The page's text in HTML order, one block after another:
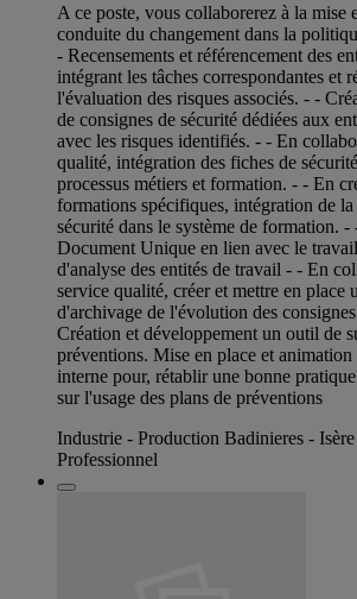
A ce poste, vous collaborerez à la mise
conduite du changement dans la
- Recensements et référencement des
intégrant les tâches correspondantes et
l'évaluation des risques associés. - -
de consignes de sécurité dédiées aux
avec les risques identifiés. - - En
qualité, intégration des fiches de
processus métiers et formation. - - En
formations spécifiques, intégration de
sécurité dans le système de formation.
Document Unique en lien avec le
d'analyse des entités de travail - - En
service qualité, créer et mettre en place
d'archivage de l'évolution des
Création et développement un outil de
préventions. Mise en place et
interne pour, rétablir une bonne
sur l'usage des plans de préventions
Industrie - Production Badinieres - Isère
Professionnel